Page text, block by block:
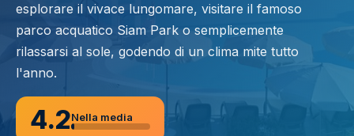
esplorare il vivace lungomare, visitare il famoso
parco acquatico Siam Park o semplicemente
rilassarsi al sole, godendo di un clima mite tutto
l'anno.
4.2Nella media